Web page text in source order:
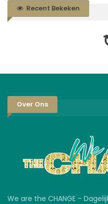
Recent Bekeken
Over Ons
We are the CHANGE -